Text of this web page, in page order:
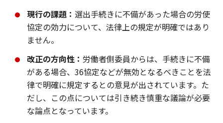
現行の課題： 選出手続きに不備があった場合の労使
協定の効力について、法律上の規定が明確ではあり
ません。
改正の方向性： 労働者側委員からは、手続きに不備
がある場合、36協定などが無効となるべきことを法
律で明確に規定するとの意見が出されています。た
だし、この点については引き続き慎重な議論が必要
な論点となっています。